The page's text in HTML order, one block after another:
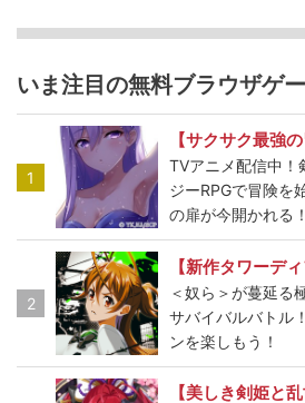
いま注目の無料ブラウザゲー
1
【サクサク最強
TVアニメ配信中！
ジーRPGで冒険を
の扉が今開かれる！
2
【新作タワーデ
＜奴ら＞が蔓延る
サバイバルバトル
ンを楽しもう！
【美しき剣姫と